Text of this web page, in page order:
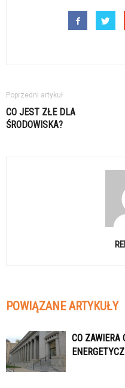
Poprzedni artykuł
CO JEST ZŁE DLA
ŚRODOWISKA?
POWIĄZANE ARTYKUŁY
CO ZAWIERA